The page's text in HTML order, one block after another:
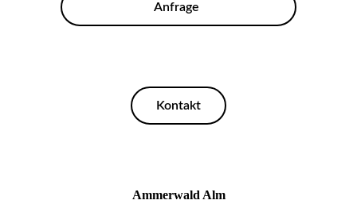
Anfrage
Kontakt
Ammerwald Alm